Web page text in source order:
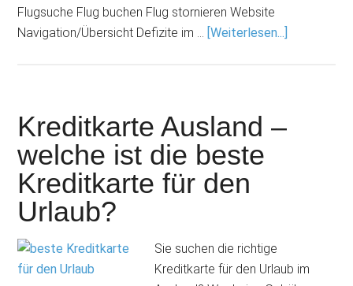
Flug­suche Flug buchen Flug stornieren Website
Navigation/Übersicht Defizite im … [Weiterlesen...]
Kreditkarte Ausland –
welche ist die beste
Kreditkarte für den
Urlaub?
Sie suchen die richtige
Kreditkarte für den Urlaub im